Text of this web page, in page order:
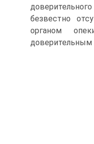
безвестно
органом
доверительным